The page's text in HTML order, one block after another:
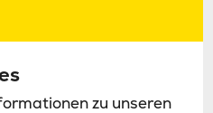
zu unseren